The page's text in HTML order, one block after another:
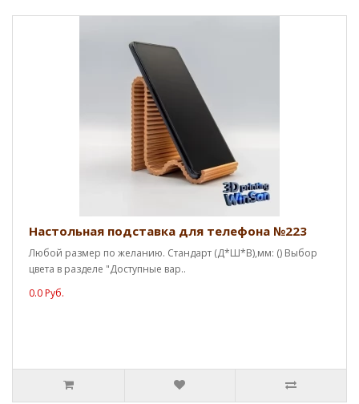
Настольная подставка для телефона №223
Любой размер по желанию. Стандарт (Д*Ш*В),мм: () Выбор
цвета в разделе "Доступные вар..
0.0 Руб.